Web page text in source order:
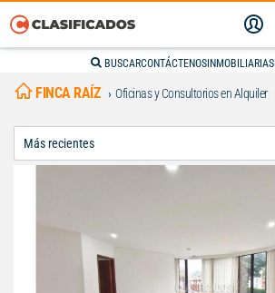
BUSCARCONTÁCTENOS INMOBILIARIAS
FINCA RAÍZ Oficinas y Consultorios en Alquiler